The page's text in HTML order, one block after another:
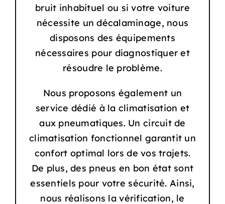
bruit inhabituel ou si votre voiture
nécessite un décalaminage, nous
disposons des équipements
nécessaires pour diagnostiquer et
résoudre le problème.
Nous proposons également un
service dédié à la climatisation et
aux pneumatiques. Un circuit de
climatisation fonctionnel garantit un
confort optimal lors de vos trajets.
De plus, des pneus en bon état sont
essentiels pour votre sécurité. Ainsi,
nous réalisons la vérification, le